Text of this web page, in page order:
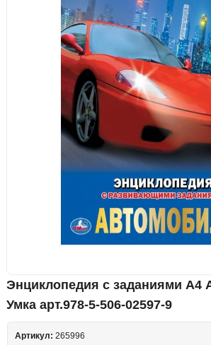
Энциклопедия с заданиями А4
Умка арт.978-5-506-02597-9
Артикул: 265996